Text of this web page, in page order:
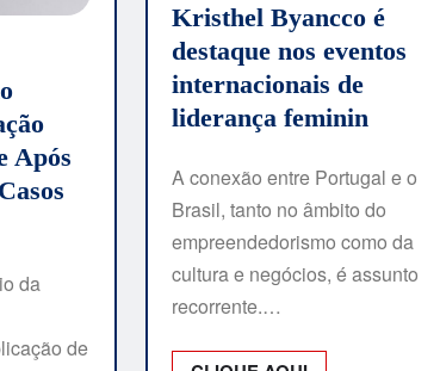
Após
da
de
Kristhel Byancco é
destaque nos eventos
internacionais de
liderança feminin
A conexão entre Portugal e o
Brasil, tanto no âmbito do
empreendedorismo como da
cultura e negócios, é assunto
recorrente.…